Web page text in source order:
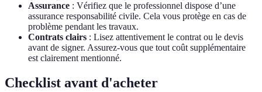
Assurance : Vérifiez que le professionnel dispose d’une
assurance responsabilité civile. Cela vous protège en cas de
problème pendant les travaux.
Contrats clairs : Lisez attentivement le contrat ou le devis
avant de signer. Assurez-vous que tout coût supplémentaire
est clairement mentionné.
Checklist avant d'acheter